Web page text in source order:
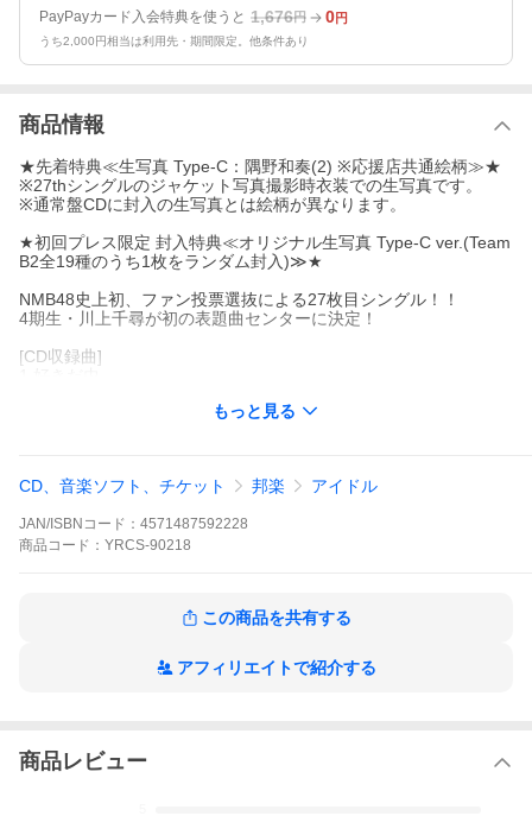
PayPayカード入会特典を使うと 1,676円 0円
うち2,000円相当は利用先・期間限定。他条件あり
商品情報
★先着特典≪生写真 Type-C：隅野和奏(2) ※応援店共通絵柄≫★
※27thシングルのジャケット写真撮影時衣装での生写真です。
※通常盤CDに封入の生写真とは絵柄が異なります。
★初回プレス限定 封入特典≪オリジナル生写真 Type-C ver.(Team
B2全19種のうち1枚をランダム封入)≫★
NMB48史上初、ファン投票選抜による27枚目シングル！！
4期生・川上千尋が初の表題曲センターに決定！
[CD収録曲]
1.好きだ虫(ミュージックビデオ)
3.待ってました、新学期／紅組(NAMBAZAAR 2022)
4.僕が負けた夏／白組(NAMBAZAAR 2022)
もっと見る
CD、音楽ソフト、チケット 邦楽 アイドル
JAN/ISBNコード： 4571487592228
商品 コード： YRCS-90218
この商品を共有する
アフィリエイトで紹介する
商品レビュー